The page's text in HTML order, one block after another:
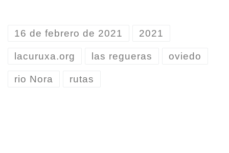
16 de febrero de 2021 2021
lacuruxa.org las regueras oviedo
rio Nora rutas